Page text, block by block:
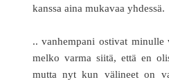
kanssa aina mukavaa yhdessä.
.. vanhempani ostivat
melko varma siitä, että en
mutta nyt kun välineet on